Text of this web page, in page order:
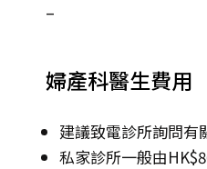
–
婦產科醫生費用
建議致電診所詢問有
私家診所一般由